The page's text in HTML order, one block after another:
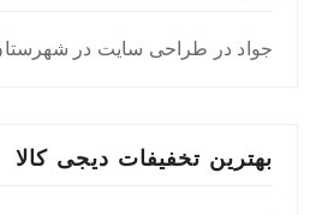
جواد در طراحی سایت در شهرستان
بهترین تخفیفات دیجی کالا